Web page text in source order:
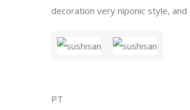
decoration very niponic style, and
PT